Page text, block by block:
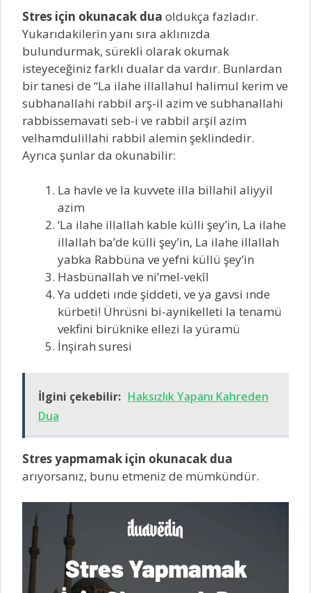
Stres için okunacak dua oldukça fazladır.
Yukarıdakilerin yanı sıra aklınızda
bulundurmak, sürekli olarak okumak
isteyeceğiniz farklı dualar da vardır. Bunlardan
bir tanesi de “La ilahe illallahul halimul kerim ve
subhanallahi rabbil arş-il azim ve subhanallahi
rabbissemavati seb-i ve rabbil arşil azim
velhamdulillahi rabbil alemin şeklindedir.
Ayrıca şunlar da okunabilir:
La havle ve la kuvvete illa billahil aliyyil
azim
‘La ilahe illallah kable külli şey’in, La ilahe
illallah ba’de külli şey’in, La ilahe illallah
yabka Rabbüna ve yefni küllü şey’in
Hasbünallah ve ni’mel-vekîl
Ya uddeti ınde şiddeti, ve ya gavsi ınde
kürbeti! Ührüsni bi-aynikelleti la tenamü
vekfini birüknike ellezi la yüramü
İnşirah suresi
İlgini çekebilir: Haksızlık Yapanı Kahreden
Dua
Stres yapmamak için okunacak dua
arıyorsanız, bunu etmeniz de mümkündür.